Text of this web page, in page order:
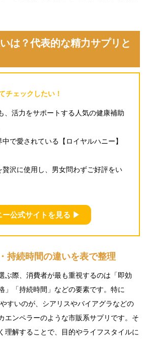
は？代表的な精力サプリと
チェックしたい！
、活力をサポートする人気の健康補助
で愛されている【ロイヤルハニー】
贅沢に使用し、男女問わずご好評をい
ー公式サイトを見る ▶︎
持続時間の違いを表で整理
ぶ際、消費者が最も重視するのは「即効
」「持続時間」などの要素です。特に
すいのが、シアリスやバイアグラなどの
エンペラーのような市販系サプリです。そ
理解することで、目的やライフスタイルに